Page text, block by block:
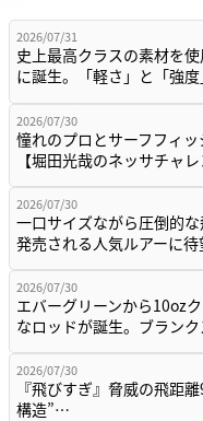
2026/07/31
史上最高クラスの素材を
に誕生。「軽さ」と「強
2026/07/30
憧れのプロとサーフフィッ
【堀田光哉のネッサチャ
2026/07/30
一口サイズながら圧倒的
発売される人気ルアーに
2026/07/30
エバーグリーンから10oz
なロッドが誕生。ブラン
2026/07/30
『飛びすぎ』脅威の飛距
構造”…